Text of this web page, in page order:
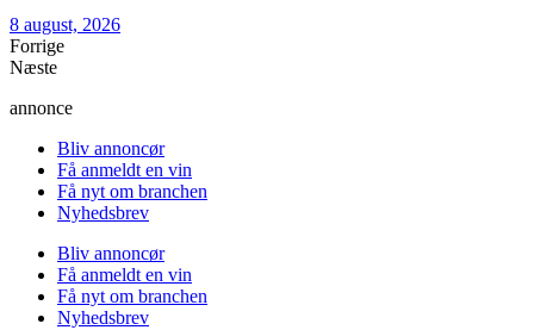
8 august, 2026
Forrige
Næste
annonce
Bliv annoncør
Få anmeldt en vin
Få nyt om branchen
Nyhedsbrev
Bliv annoncør
Få anmeldt en vin
Få nyt om branchen
Nyhedsbrev